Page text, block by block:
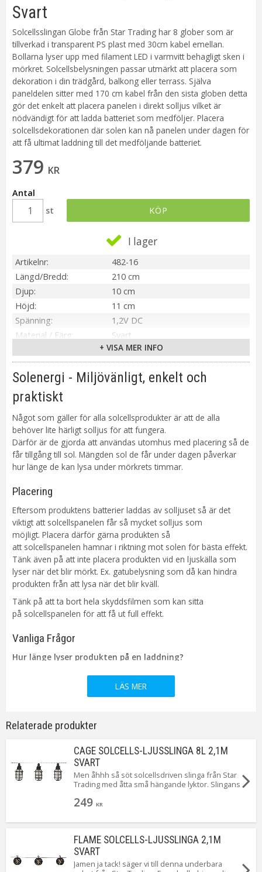
Svart
Solcellsslingan Globe från Star Trading har 8 glober som är
tillverkad i transparent PS plast med 30cm kabel emellan.
Bollarna lyser upp med filament LED i varmvitt behagligt sken i
mörkret. Solcellsbelysningen passar utmärkt att placera som
dekoration i din trädgård, balkong eller terrass. Själva
paneldelen sitter med 170 cm kabel från den sista globen detta
gör det enkelt att placera panelen i direkt solljus vilket är
nödvändigt för att ladda batteriet som medföljer. Placera
solcellsdekorationen där solen kan nå panelen under dagen för
att få ultimat laddning till det medföljande batteriet.
379 KR
Antal
st
KÖP
I lager
Artikelnr
482-16
Längd/Bredd
210 cm
Djup
10 cm
Höjd
11 cm
Spänning
1,2V DC
Material / Färg
Svart
Ej utbytbar
Ljusfärg
Varmvit (2700K)
Lumen
40 lm
Kabellängd
Lystid ca.6h.
Sensor
Ljusrelä
Anpassad för
Utomhus
Tillverkare
Star Trading AB
+ VISA MER INFO
Solenergi - Miljövänligt, enkelt och
praktiskt
Något som gäller för alla solcellsprodukter är att de alla
behöver lite härligt solljus för att fungera.
Därför är de gjorda att användas utomhus med placering så de
får tillgång till sol. Mängden sol de får under dagen påverkar
hur länge de kan lysa under mörkrets timmar.
Placering
Eftersom produktens batterier laddas av solljuset så är det
viktigt att solcellspanelen får så mycket solljus som
möjligt. Placera därför gärna produkten så
att solcellspanelen hamnar i riktning mot solen för bästa effekt.
Tänk även på att inte placera produkten vid en ljuskälla som
lyser när det blir mörkt. Ex. gatubelysning som då kan hindra
produkten från att lysa när det blir kväll.
Tänk på att ta bort hela skyddsfilmen som kan sitta
på solcellspanelen för att få ut full effekt.
Vanliga Frågor
Hur länge lyser produkten på en laddning?
(ljusstyrka) eller andra funktioner påverkar lystiden.
Varför lyser bara min produkt en kort stund?
samt även konditionen på batteriet.
Kontrollera att inte något batteri har hoppat ur hållaren under
transport. Lyser den fortfarande inte, ge den en ny
grundladdning eller byt batterier.
Detta uppstår ofta på produkter med högre Lumen som inte
Praktiska Skötselråd
LÄS MER
Relaterade produkter
CAGE SOLCELLS-LJUSSLINGA 8L 2,1M
SVART
Men åhhh så söt solcellsdriven slinga från Star
Trading med åtta små hängande lyktor. Slingans
innan slingan startar, detta gör att du kan
panelen i solen. Lysande!
249 KR
FLAME SOLCELLS-LJUSSLINGA 2,1M
SVART
Jamen ja tack! säger vi till denna underbara